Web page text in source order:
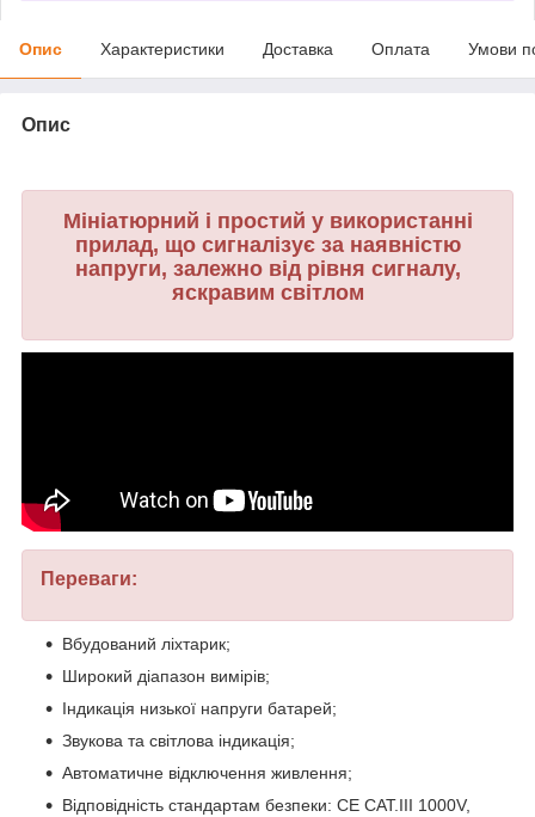
Опис Характеристики Доставка Оплата Умови
Опис
Мініатюрний і простий у використанні
прилад, що сигналізує за наявністю
напруги, залежно від рівня сигналу,
яскравим світлом
Переваги:
Вбудований ліхтарик;
Широкий діапазон вимірів;
Індикація низької напруги батарей;
Звукова та світлова індикація;
Автоматичне відключення живлення;
Відповідність стандартам безпеки: CE CAT.III 1000V,